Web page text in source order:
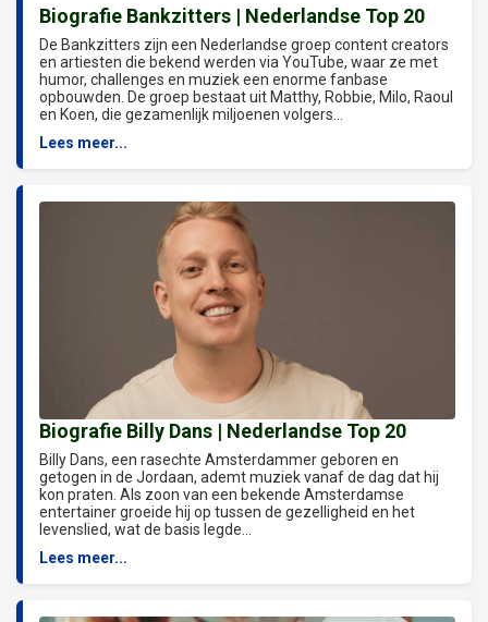
Biografie Bankzitters | Nederlandse Top 20
De Bankzitters zijn een Nederlandse groep content creators
en artiesten die bekend werden via YouTube, waar ze met
humor, challenges en muziek een enorme fanbase
opbouwden. De groep bestaat uit Matthy, Robbie, Milo, Raoul
en Koen, die gezamenlijk miljoenen volgers...
Lees meer...
Biografie Billy Dans | Nederlandse Top 20
Billy Dans, een rasechte Amsterdammer geboren en
getogen in de Jordaan, ademt muziek vanaf de dag dat hij
kon praten. Als zoon van een bekende Amsterdamse
entertainer groeide hij op tussen de gezelligheid en het
levenslied, wat de basis legde...
Lees meer...